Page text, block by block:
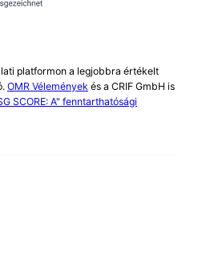
platformon a legjobbra értékelt
OMR Véleményekés a CRIF GmbH is
SCORE: A" fenntarthatósági